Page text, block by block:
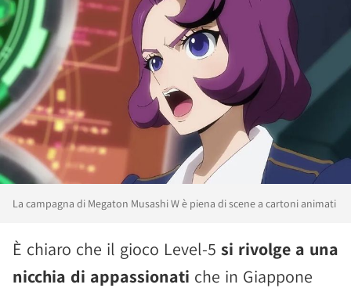
La campagna di Megaton Musashi W è piena di scene a cartoni animati
È chiaro che il gioco Level-5 si rivolge a una
nicchia di appassionati che in Giappone